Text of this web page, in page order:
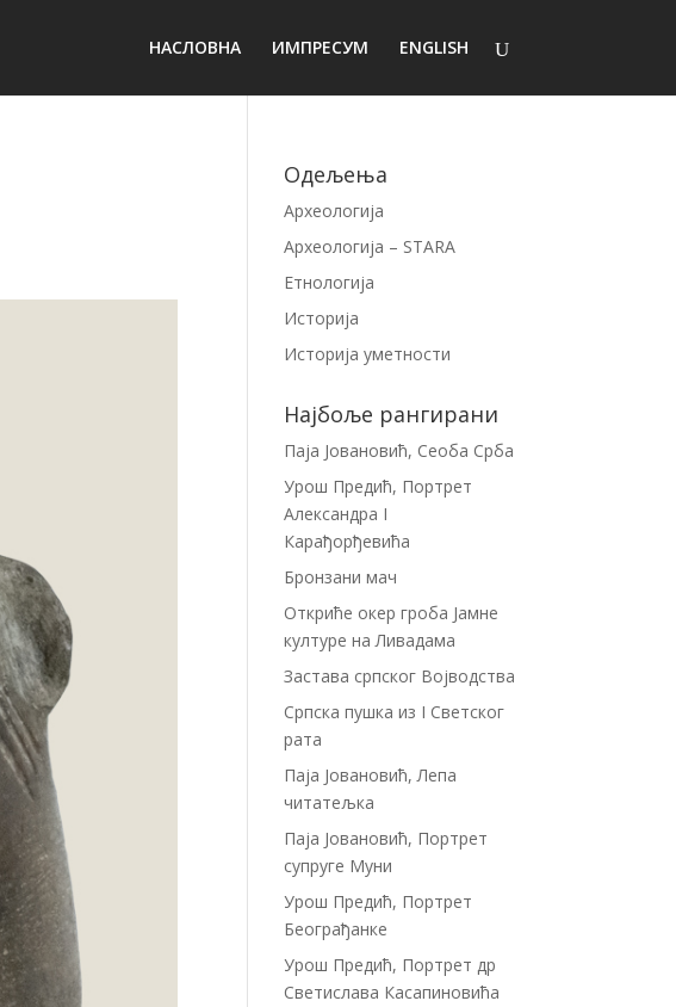
НАСЛОВНА ИМПРЕСУМ ENGLISH
Одељења
Археологија
Археологија – STARA
Етнологија
Историја
Историја уметности
Најбоље рангирани
Паја Јовановић, Сеоба Срба
Урош Предић, Портрет
Александра I
Карађорђевића
Бронзани мач
Откриће окер гроба Јамне
културе на Ливадама
Застава српског Војводства
Српска пушка из I Светског
рата
Паја Јовановић, Лепа
читатељка
Паја Јовановић, Портрет
супруге Муни
Урош Предић, Портрет
Београђанке
Урош Предић, Портрет др
Светислава Касапиновића